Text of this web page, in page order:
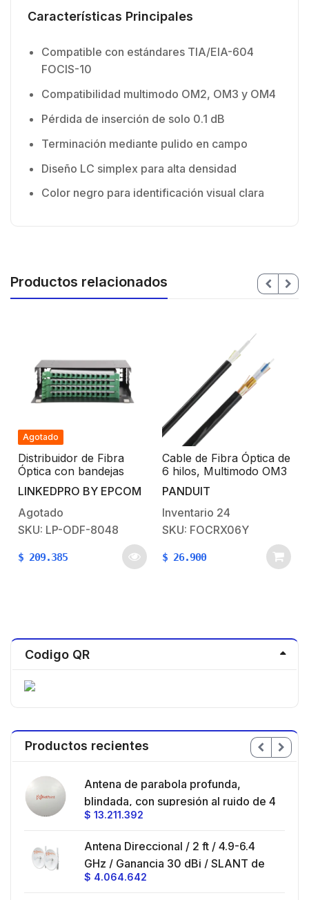
Características Principales
Compatible con estándares TIA/EIA-604
FOCIS-10
Compatibilidad multimodo OM2, OM3 y OM4
Pérdida de inserción de solo 0.1 dB
Terminación mediante pulido en campo
Diseño LC simplex para alta densidad
Color negro para identificación visual clara
Productos relacionados
Agotado
Distribuidor de Fibra
Óptica con bandejas
deslizables, vacío, 19in,
acepta 48 adaptadores
“LC Duplex” o “LC
Simplex” o 48 “SC”
Simplex, 3U
LINKEDPRO BY EPCOM
Agotado
SKU: LP-ODF-8048
$ 209.385
Cable de Fibra Óptica de
6 hilos, Multimodo OM3
50/125 Optimizada,
Interior/Exterior, Loose
Tube 250um, No
Conductiva (Dieléctrica),
OFNR (Riser), Precio
Por Metro
PANDUIT
Inventario 24
SKU: FOCRX06Y
$ 26.900
Codigo QR
Productos recientes
Antena de parabola profunda,
blindada, con supresión al ruido de 4
ft, 5.9-7.2 GHz, Ganancia 36 dBi con
hasta 80 km, Conectores N-hembra,
montaje con alineación milimétrica.
$ 13.211.392
Antena Direccional / 2 ft / 4.9-6.4
GHz / Ganancia 30 dBi / SLANT de
45 ° y 90 ° / Conector N-Hembra /
$ 4.064.642